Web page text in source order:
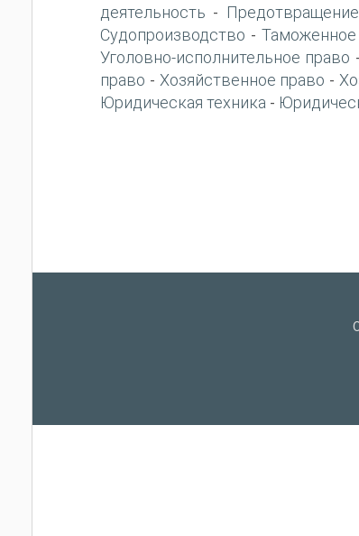
деятельность -
Судопроизводство -Таможенное
Уголовно-исполнительное право
право - Хозяйственное право -
Юридическая техника -